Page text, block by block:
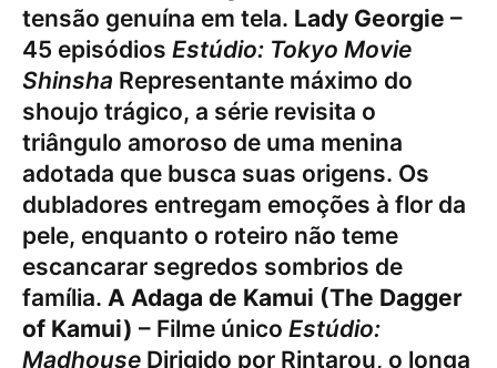
tensão genuína em tela. Lady Georgie –
45 episódios Estúdio: Tokyo Movie
Shinsha Representante máximo do
shoujo trágico, a série revisita o
triângulo amoroso de uma menina
adotada que busca suas origens. Os
dubladores entregam emoções à flor da
pele, enquanto o roteiro não teme
escancarar segredos sombrios de
família. A Adaga de Kamui (The Dagger
of Kamui) – Filme único Estúdio:
Madhouse Dirigido por Rintarou, o longa